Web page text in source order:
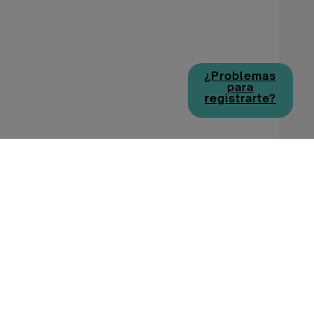
¿Problemas
para
registrarte?